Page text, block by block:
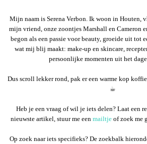
Mijn naam is Serena Verbon. Ik woon in Houten,
mijn vriend, onze zoontjes Marshall en Cameron
begon als een passie voor beauty, groeide uit tot
wat mij blij maakt: make-up en skincare,
persoonlijke momenten uit het
Dus scroll lekker rond, pak er een warme kop
☕︎
Heb je een vraag of wil je iets delen? Laat een
nieuwste artikel, stuur me een mailtje of zoek me
Op zoek naar iets specifieks? De zoekbalk